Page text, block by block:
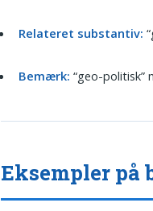
Relateret substantiv:
Bemærk: “geo-politisk”
Eksempler på